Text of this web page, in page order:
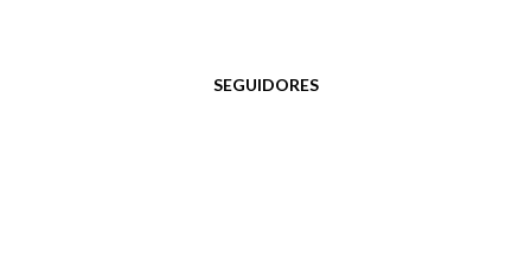
SEGUIDORES